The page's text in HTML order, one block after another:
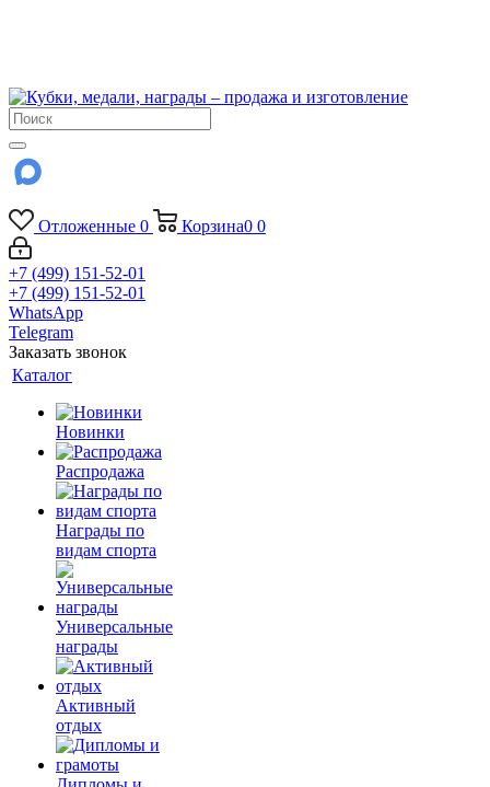
Отложенные 0 Корзина0 0
+7 (499) 151-52-01
+7 (499) 151-52-01
WhatsApp
Telegram
Заказать звонок
Каталог
Новинки
Распродажа
Награды по
видам спорта
Универсальные
награды
Активный
отдых